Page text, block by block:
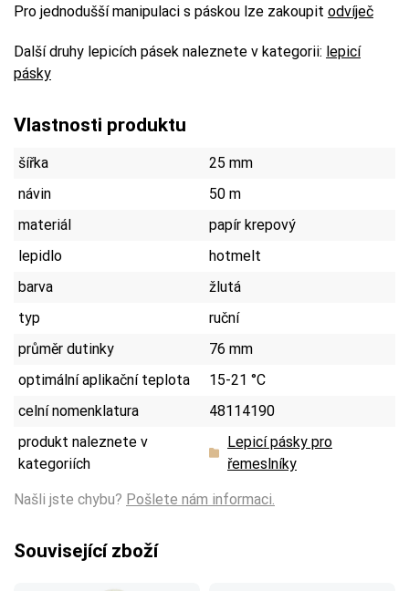
Pro jednodušší manipulaci s páskou lze zakoupit odvíječ
Další druhy lepicích pásek naleznete v kategorii: lepicí
pásky
Vlastnosti produktu
šířka
25 mm
návin
50 m
materiál
papír krepový
lepidlo
hotmelt
barva
žlutá
typ
ruční
průměr dutinky
76 mm
optimální aplikační teplota
15-21 °C
celní nomenklatura
48114190
produkt naleznete v
kategoriích
Lepicí pásky pro
řemeslníky
Našli jste chybu? Pošlete nám informaci.
Související zboží